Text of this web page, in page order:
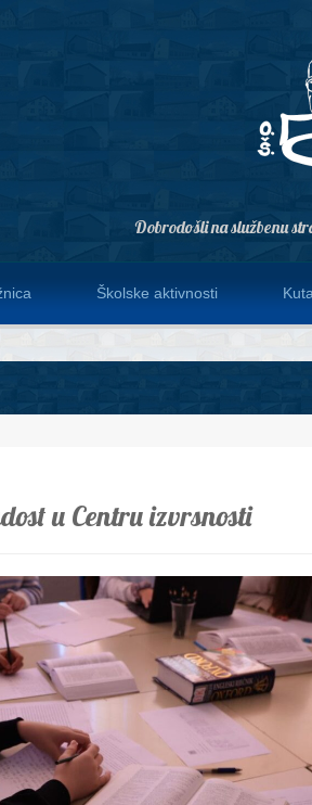
Dobrodošli na službenu
Školske aktivnosti
u Centru izvrsnosti